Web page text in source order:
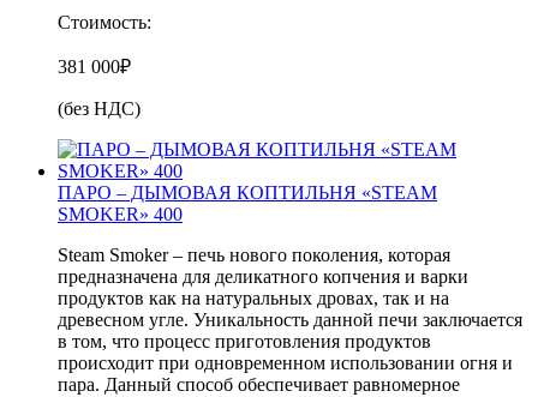
Стоимость:
381 000₽
(без НДС)
ПАРО – ДЫМОВАЯ КОПТИЛЬНЯ «STEAM
SMOKER» 400
Steam Smoker – печь нового поколения, которая
предназначена для деликатного копчения и варки
продуктов как на натуральных дровах, так и на
древесном угле. Уникальность данной печи заключается
в том, что процесс приготовления продуктов
происходит при одновременном использовании огня и
пара. Данный способ обеспечивает равномерное